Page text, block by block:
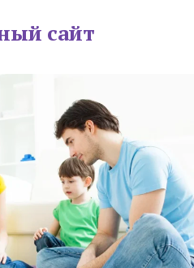
сайт